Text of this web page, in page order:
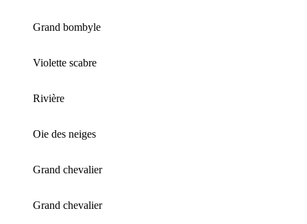
Grand bombyle
Violette scabre
Rivière
Oie des neiges
Grand chevalier
Grand chevalier